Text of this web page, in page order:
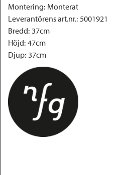
Montering: Monterat
Leverantörens art.nr.: 5001921
Bredd: 37cm
Höjd: 47cm
Djup: 37cm